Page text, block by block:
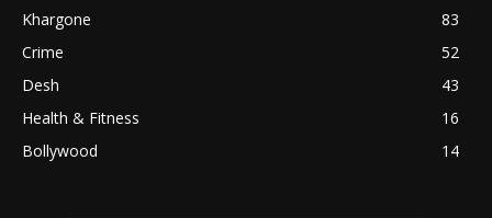
Khargone
83
Crime
52
Desh
43
Health & Fitness
16
Bollywood
14